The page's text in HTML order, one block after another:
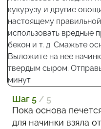
Шаг 5 / 5
Пока основа
для начинки взяла